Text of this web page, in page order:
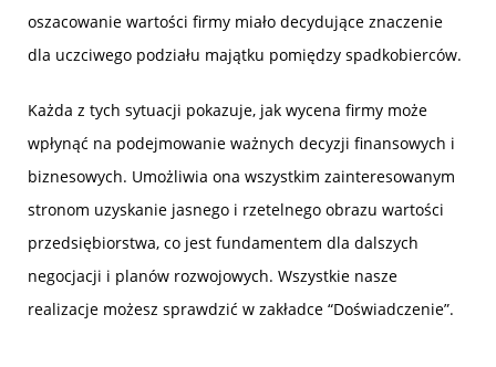
oszacowanie wartości firmy miało decydujące znaczenie
dla uczciwego podziału majątku pomiędzy spadkobierców.
Każda z tych sytuacji pokazuje, jak wycena firmy może
wpłynąć na podejmowanie ważnych decyzji finansowych i
biznesowych. Umożliwia ona wszystkim zainteresowanym
stronom uzyskanie jasnego i rzetelnego obrazu wartości
przedsiębiorstwa, co jest fundamentem dla dalszych
negocjacji i planów rozwojowych. Wszystkie nasze
realizacje możesz sprawdzić w zakładce “Doświadczenie”.